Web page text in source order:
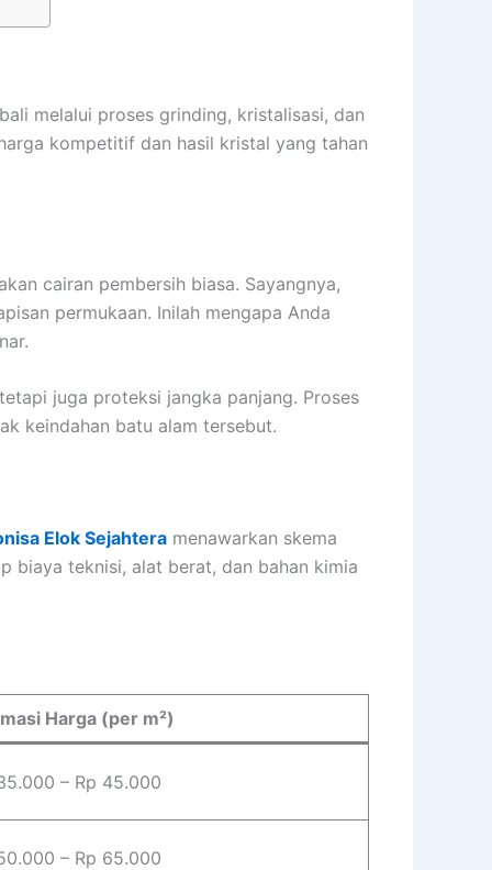
melalui proses grinding, kristalisasi, dan
kompetitif dan hasil kristal yang tahan
cairan pembersih biasa. Sayangnya,
permukaan. Inilah mengapa Anda
juga proteksi jangka panjang. Proses
keindahan batu alam tersebut.
Elok Sejahtera menawarkan skema
biaya teknisi, alat berat, dan bahan kimia
Harga (per m²)
– Rp 45.000
– Rp 65.000